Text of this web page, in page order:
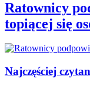
Ratownicy
topiącej się
Najczęściej